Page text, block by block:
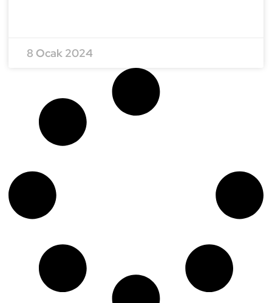
8 Ocak 2024